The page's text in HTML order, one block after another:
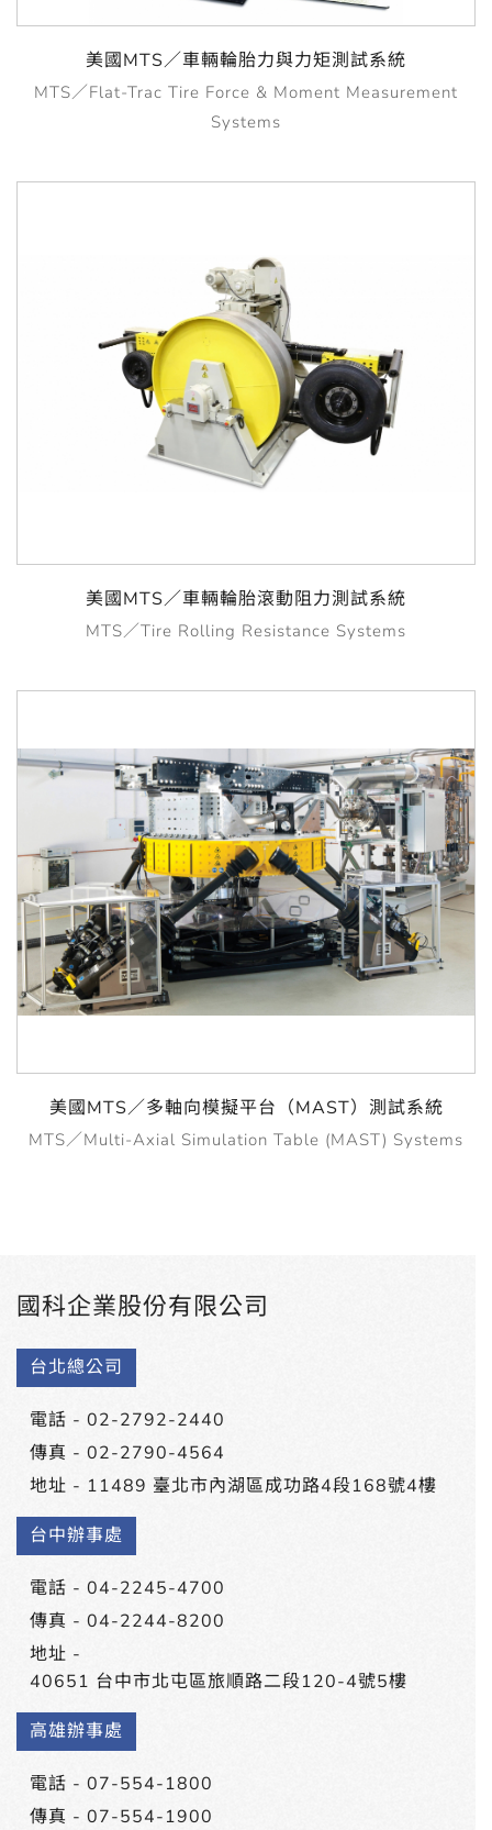
美國MTS／車輛輪胎力與力矩測試系統
MTS／Flat-Trac Tire Force & Moment Measurement
Systems
美國MTS／車輛輪胎滾動阻力測試系統
MTS／Tire Rolling Resistance Systems
美國MTS／多軸向模擬平台（MAST）測試系統
MTS／Multi-Axial Simulation Table (MAST) Systems
國科企業股份有限公司
台北總公司
電話 - 02-2792-2440
傳真 - 02-2790-4564
地址 - 11489 臺北市內湖區成功路4段168號4樓
台中辦事處
電話 - 04-2245-4700
傳真 - 04-2244-8200
地址 -
40651 台中市北屯區旅順路二段120-4號5樓
高雄辦事處
電話 - 07-554-1800
傳真 - 07-554-1900